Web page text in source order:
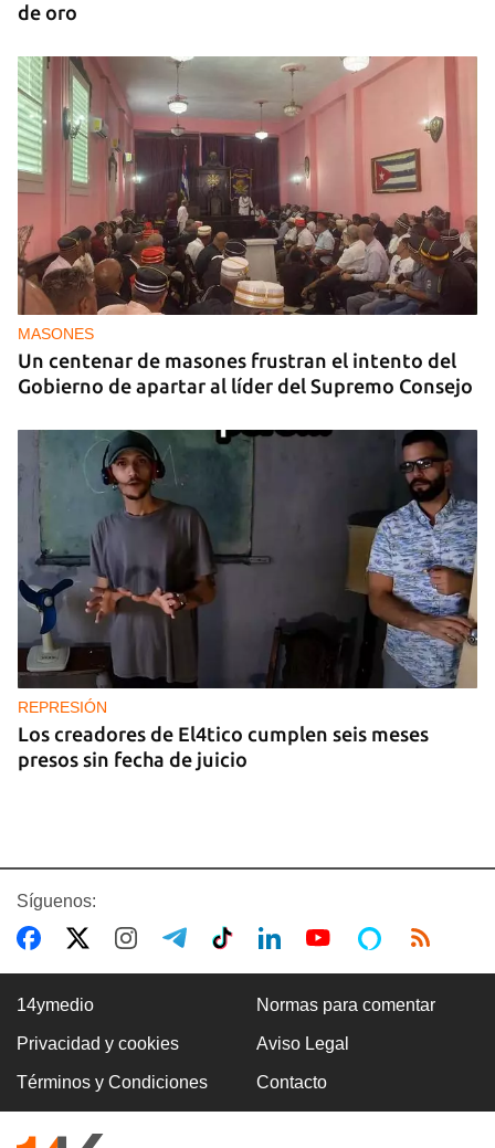
de oro
MASONES
Un centenar de masones frustran el intento del
Gobierno de apartar al líder del Supremo Consejo
REPRESIÓN
Los creadores de El4tico cumplen seis meses
presos sin fecha de juicio
BANCARIZACIÓN
La ausencia de un mercado de divisas operativo
explica la escasez de efectivo en moneda
Síguenos:
14ymedio Normas para comentar
Privacidad y cookies Aviso Legal
Términos y Condiciones Contacto